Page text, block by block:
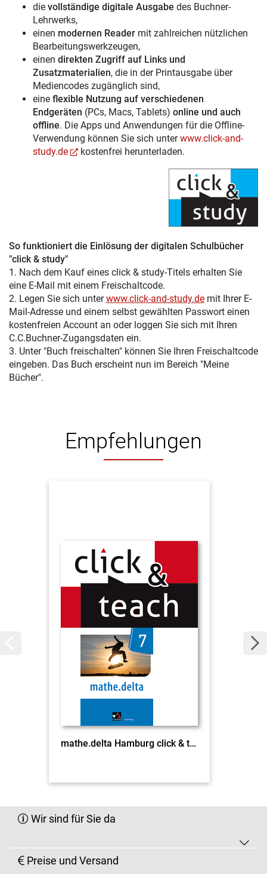
die vollständige digitale Ausgabe des Buchner-
Lehrwerks,
einen modernen Reader mit zahlreichen nützlichen
Bearbeitungswerkzeugen,
einen direkten Zugriff auf Links und
Zusatzmaterialien, die in der Printausgabe über
Mediencodes zugänglich sind,
eine flexible Nutzung auf verschiedenen
Endgeräten (PCs, Macs, Tablets) online und auch
offline. Die Apps und Anwendungen für die Offline-
Verwendung können Sie sich unterwww.click-and-
study.de
kostenfrei herunterladen.
So funktioniert die Einlösung der digitalen Schulbücher
"click & study"
1. Nach dem Kauf eines click & study-Titels erhalten Sie
eine E-Mail mit einem Freischaltcode.
2. Legen Sie sich unterwww.click-and-study.de mit Ihrer E-
Mail-Adresse und einem selbst gewählten Passwort einen
kostenfreien Account an oder loggen Sie sich mit Ihren
C.C.Buchner-Zugangsdaten ein.
3. Unter "Buch freischalten" können Sie Ihren Freischaltcode
eingeben. Das Buch erscheint nun im Bereich "Meine
Bücher".
Empfehlungen
mathe.delta Hamburg click & teach 7 EL
Wir sind für Sie da
Preise und Versand